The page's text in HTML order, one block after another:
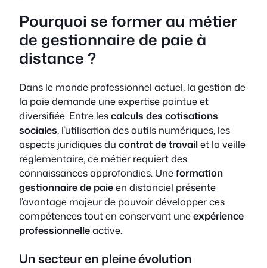
Pourquoi se former au métier
de gestionnaire de paie à
distance ?
Dans le monde professionnel actuel, la gestion de
la paie demande une expertise pointue et
diversifiée. Entre lescalculs des cotisations
sociales, l’utilisation des outils numériques, les
aspects juridiques du contrat de travailet la veille
réglementaire, ce métier requiert des
connaissances approfondies. Uneformation
gestionnaire de paieen distanciel présente
l’avantage majeur de pouvoir développer ces
compétences tout en conservant uneexpérience
professionnelleactive.
Un secteur en pleine évolution